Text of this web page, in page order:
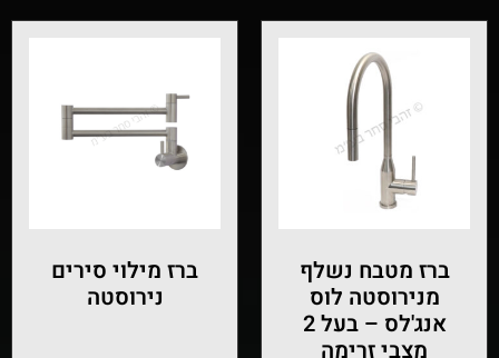
ברז מטבח נשלף
מנירוסטה לוס
אנג'לס – בעל 2
מצבי זרימה
ברז מילוי סירים
נירוסטה